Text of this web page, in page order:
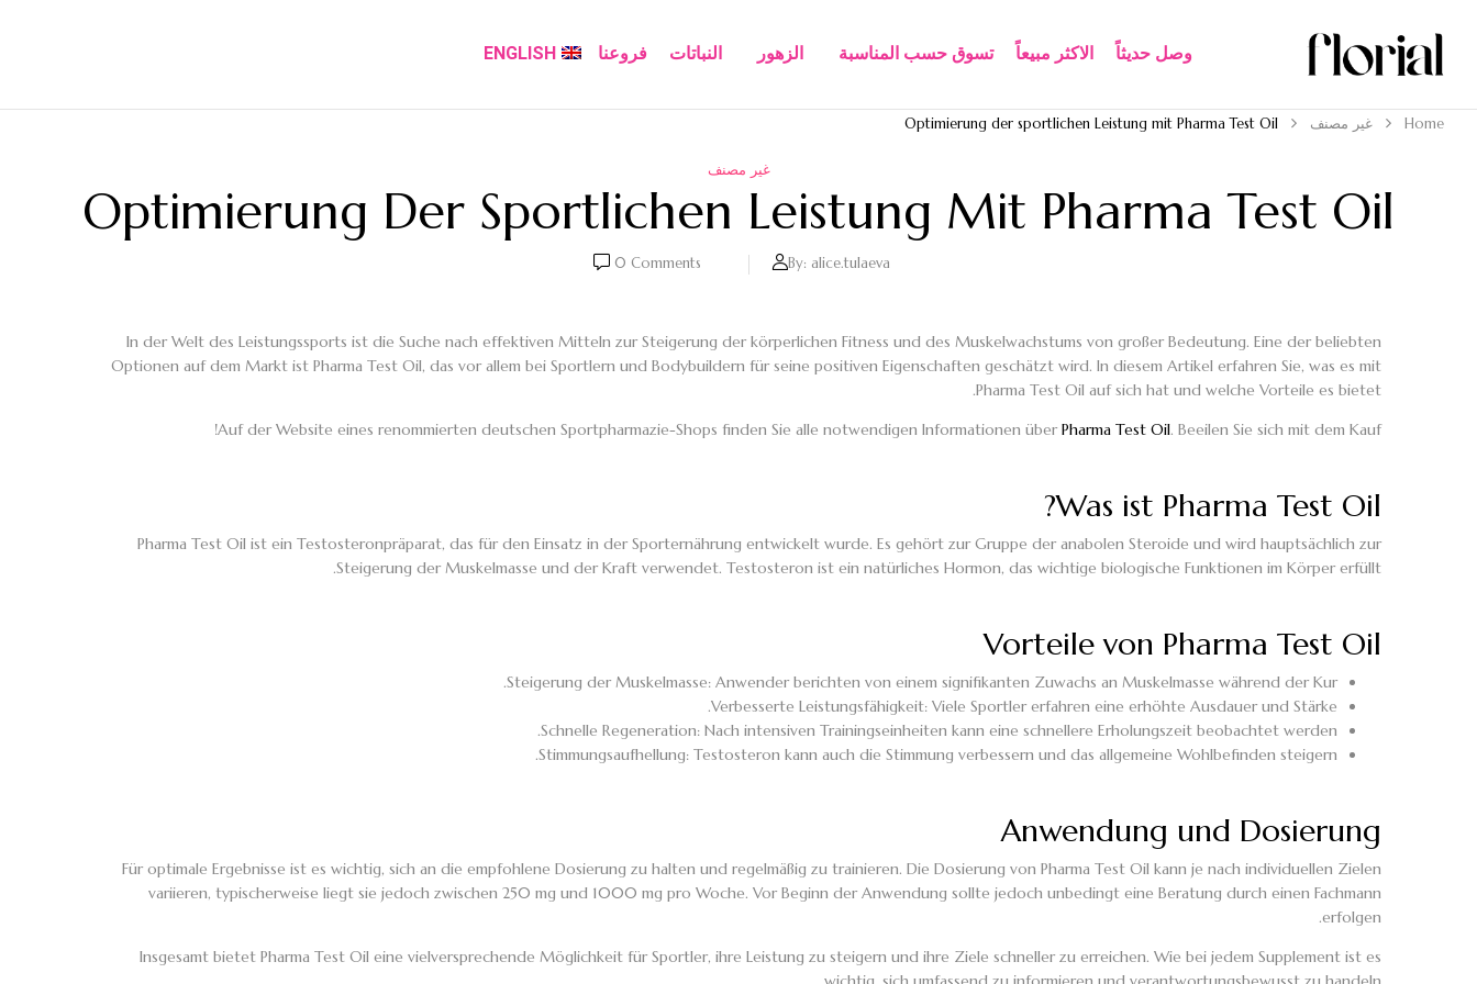
وصل حديثاً الاكثر مبيعاً​ تسوق حسب المناسبة الزهور النباتات فروعنا ENGLISH
Home غير مصنف Optimierung der sportlichen Leistung mit Pharma Test Oil
غير مصنف
Optimierung Der Sportlichen Leistung Mit Pharma Test Oil
By: alice.tulaeva
0 Comments
In der Welt des Leistungssports ist die Suche nach effektiven Mitteln zur Steigerung der körperlichen Fitness und des Muskelwachstums von großer Bedeutung. Eine der beliebten
Optionen auf dem Markt ist Pharma Test Oil, das vor allem bei Sportlern und Bodybuildern für seine positiven Eigenschaften geschätzt wird. In diesem Artikel erfahren Sie, was es mit
Pharma Test Oil auf sich hat und welche Vorteile es bietet.
Auf der Website eines renommierten deutschen Sportpharmazie-Shops finden Sie alle notwendigen Informationen überPharma Test Oil. Beeilen Sie sich mit dem Kauf!
Was ist Pharma Test Oil?
Pharma Test Oil ist ein Testosteronpräparat, das für den Einsatz in der Sporternährung entwickelt wurde. Es gehört zur Gruppe der anabolen Steroide und wird hauptsächlich zur
Steigerung der Muskelmasse und der Kraft verwendet. Testosteron ist ein natürliches Hormon, das wichtige biologische Funktionen im Körper erfüllt.
Vorteile von Pharma Test Oil
Steigerung der Muskelmasse: Anwender berichten von einem signifikanten Zuwachs an Muskelmasse während der Kur.
Verbesserte Leistungsfähigkeit: Viele Sportler erfahren eine erhöhte Ausdauer und Stärke.
Schnelle Regeneration: Nach intensiven Trainingseinheiten kann eine schnellere Erholungszeit beobachtet werden.
Stimmungsaufhellung: Testosteron kann auch die Stimmung verbessern und das allgemeine Wohlbefinden steigern.
Anwendung und Dosierung
Für optimale Ergebnisse ist es wichtig, sich an die empfohlene Dosierung zu halten und regelmäßig zu trainieren. Die Dosierung von Pharma Test Oil kann je nach individuellen Zielen
variieren, typischerweise liegt sie jedoch zwischen 250 mg und 1000 mg pro Woche. Vor Beginn der Anwendung sollte jedoch unbedingt eine Beratung durch einen Fachmann
erfolgen.
Insgesamt bietet Pharma Test Oil eine vielversprechende Möglichkeit für Sportler, ihre Leistung zu steigern und ihre Ziele schneller zu erreichen. Wie bei jedem Supplement ist es